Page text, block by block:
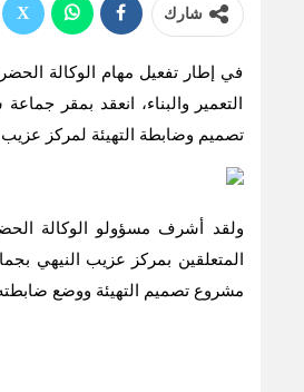
شارك
في إطار تفعيل مهام الوكالة
التعمير والبناء، انعقد بمقر
تصميم وضابطة التهيئة لمركز عزيب النيهي
ولقد أشرف مسؤولو الوكالة
مشروع تصميم التهيئة ووضع